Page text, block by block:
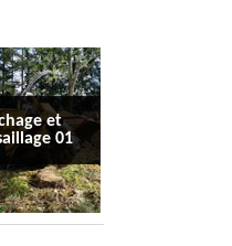
et
01